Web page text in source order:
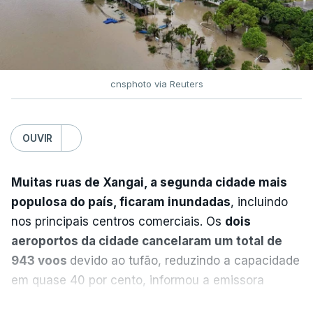
reenviada à escola neste domingo publicada logo
ESTE CONTEÚDO ESTÁ NESTE
A nível nacional, são mais de 20 mil pedidos que
deviam ter sido afixados na sexta-feira.
Europa Ocidental, elevando a temperatura
combinada de junho e julho a um novo recorde
cnsphoto via Reuters
OUVIR
Muitas ruas de Xangai, a segunda cidade mais
populosa do país, ficaram inundadas, incluindo
nos principais centros comerciais. Os dois
aeroportos da cidade cancelaram um total de
943 voos devido ao tufão, reduzindo a capacidade
em quase 40 por cento, informou a emissora